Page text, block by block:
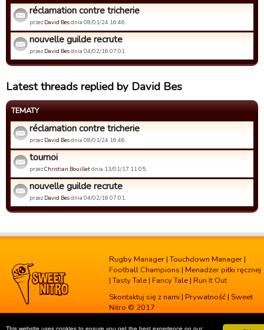
réclamation contre tricherie
przez David Besdnia 08/01/24 16:46.
nouvelle guilde recrute
przez David Besdnia 04/02/16 07:01.
Latest threads replied by David Bes
TEMATY
réclamation contre tricherie
przez David Besdnia 08/01/24 16:46.
tournoi
przezChristian Bouilletdnia 13/01/17 11:05.
nouvelle guilde recrute
przez David Besdnia 04/02/16 07:01.
Rugby Manager |Touchdown Manager |
Football Champions | Menadżer piłki ręcznej
|Tasty Tale | Fancy Tale | Run It Out
Skontaktuj się z nami | Prywatność | Sweet
Nitro © 2017